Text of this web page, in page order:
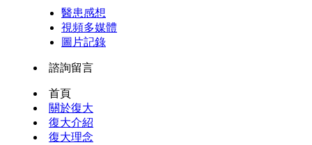
醫患感想
視頻多媒體
圖片記錄
諮詢留言
首頁
關於復大
復大介紹
復大理念